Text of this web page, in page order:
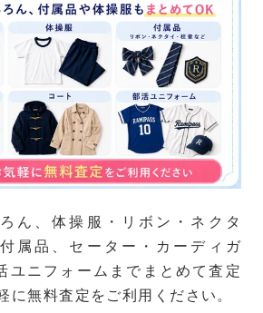
ん、体操服・リボン・ネクタ
属品、セーター・カーディガ
ユニフォームまでまとめて査定
に無料査定をご利用ください。